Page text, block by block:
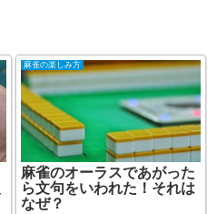
麻雀の楽しみ方
麻雀のオーラスであがった
ら文句をいわれた！それは
なぜ？